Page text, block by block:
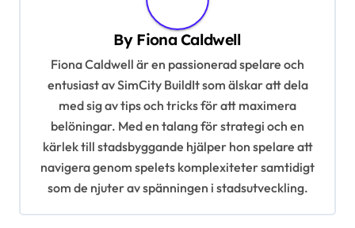
By Fiona Caldwell
Fiona Caldwell är en passionerad spelare och
entusiast av SimCity BuildIt som älskar att dela
med sig av tips och tricks för att maximera
belöningar. Med en talang för strategi och en
kärlek till stadsbyggande hjälper hon spelare att
navigera genom spelets komplexiteter samtidigt
som de njuter av spänningen i stadsutveckling.